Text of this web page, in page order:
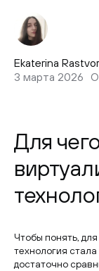
Ekaterina
3 марта 2026
Для
Чтобы понять,
технология
достаточно